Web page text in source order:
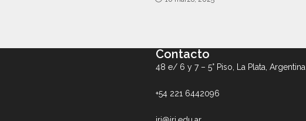
Contacto
48 e/ 6 y 7 – 5° Piso, La Plata, Argentina
+54 221 6442096